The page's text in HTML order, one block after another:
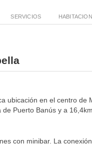
SERVICIOS
ubicación en el centro
Puerto Banús y a
con minibar. La